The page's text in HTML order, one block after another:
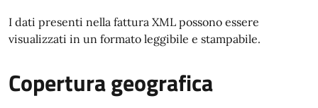
I dati presenti nella fattura XML possono essere
visualizzati in un formato leggibile e stampabile.
Copertura geografica